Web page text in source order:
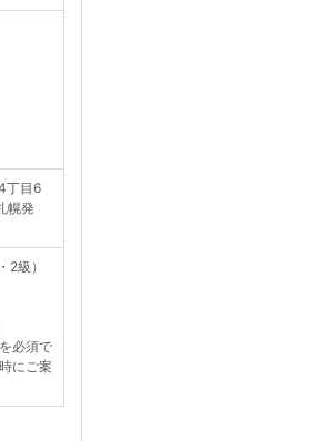
丁目6
幌発
2級）
必須で
にご案